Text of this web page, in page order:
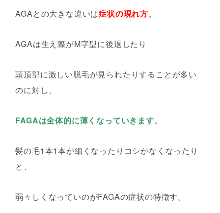
AGAとの大きな違いは症状の現れ方。
AGAは生え際がM字型に後退したり
頭頂部に激しい脱毛が見られたりすることが多い
のに対し、
FAGAは全体的に薄くなっていきます。
髪の毛1本1本が細くなったりコシがなくなったり
と、
弱々しくなっていのがFAGAの症状の特徴す。